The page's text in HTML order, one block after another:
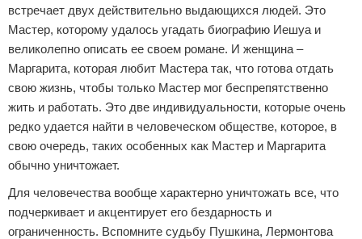
встречает двух действительно выдающихся людей. Это
Мастер, которому удалось угадать биографию Иешуа и
великолепно описать ее своем романе. И женщина –
Маргарита, которая любит Мастера так, что готова отдать
свою жизнь, чтобы только Мастер мог беспрепятственно
жить и работать. Это две индивидуальности, которые очень
редко удается найти в человеческом обществе, которое, в
свою очередь, таких особенных как Мастер и Маргарита
обычно уничтожает.
Для человечества вообще характерно уничтожать все, что
подчеркивает и акцентирует его бездарность и
ограниченность. Вспомните судьбу Пушкина, Лермонтова